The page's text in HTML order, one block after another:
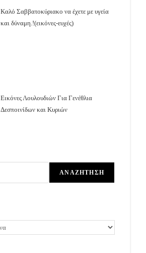
Καλό Σαββατοκύριακο να έχετε με υγεία
και δύναμη.!(εικόνες-ευχές)
Εικόνες Λουλουδιών Για Γενέθλια
Δεσποινίδων και Κυριών
ΑΝΑΖΉΤΗΣΗ